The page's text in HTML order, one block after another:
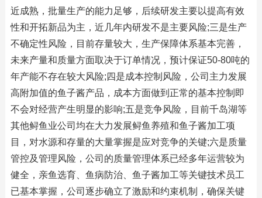
近成熟，批量生产的能力足够，后续研发主要以提高有效
性和开拓新品为主，近几年内研发不是主要风险;三是生产
不确定性风险，目前存量较大，生产保障体系基本完善，
未来产量和质量方面取决于订单情况，预计保证50-80吨的
年产能不存在较大风险;四是成本控制风险，公司主力发展
高附加值的鱼子酱产品，成本方面做到正常的基本控制即
不会对经营产生明显的影响;五是竞争风险，目前千岛湖等
其他鲟鱼业公司均在大力发展鲟鱼养殖和鱼子酱加工项
目，对水源和存量的大量掌握是应对竞争的关键;六是质量
管控及管理风险，公司的质量管理体系已经多年运营较为
健全，亲鱼选育、鱼病防治、鱼子酱加工等关键技术员工
已基本掌握，公司逐步确立了激励和约束机制，确保关键